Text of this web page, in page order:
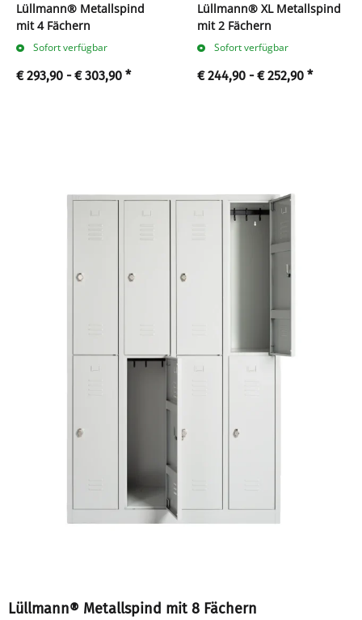
Lüllmann® Metallspind
mit 4 Fächern
Sofort verfügbar
€ 293,90 -€ 303,90 *
Lüllmann® XL Metallspind
mit 2 Fächern
Sofort verfügbar
€ 244,90 -€ 252,90 *
Lüllmann® Metallspind mit 8 Fächern